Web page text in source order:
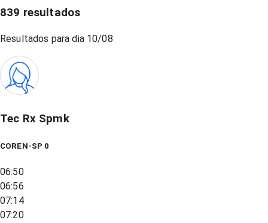
839 resultados
Resultados para dia 10/08
Tec Rx Spmk
COREN-SP 0
06:50
06:56
07:14
07:20